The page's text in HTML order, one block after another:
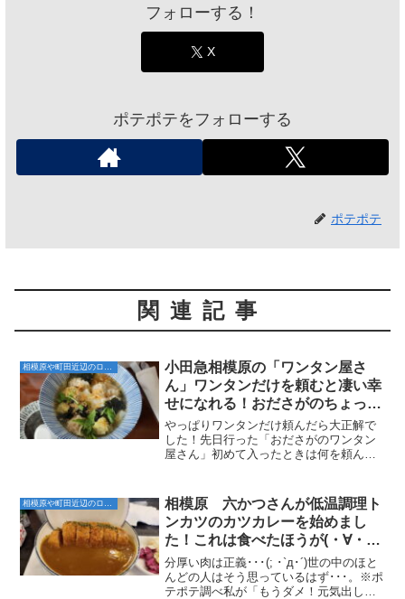
フォローする！
X
ポテポテをフォローする
ポテポテ
関連記事
小田急相模原の「ワンタン屋さ
ん」ワンタンだけを頼むと凄い幸
せになれる！おださがのちょっと
面白いお店ー！
やっぱりワンタンだけ頼んだら大正解で
した！先日行った「おださがのワンタン
屋さん」初めて入ったときは何を頼んで
しまいちょっと失敗･･･。いや、ワンタン
は美味しかったんです...
相模原や町田近辺のローカルなお店
相模原 六かつさんが低温調理ト
ンカツのカツカレーを始めまし
た！これは食べたほうが(・∀・)ｲ
ｲ!!
分厚い肉は正義･･･(; ･`д･´)世の中のほと
んどの人はそう思っているはず･･･。※ポ
テポテ調べ私が「もうダメ！元気出した